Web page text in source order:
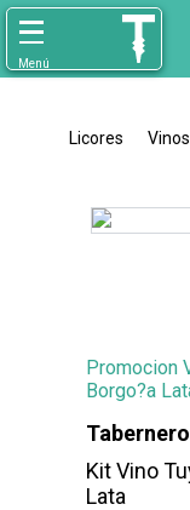
Licores
Promocion
Borgo?a
Tabernero
Kit Vino
Lata